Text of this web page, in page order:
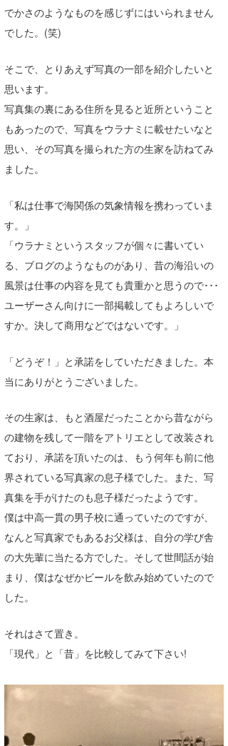
でかさのようなものを感じずにはいられません
でした。(笑)
そこで、とりあえず写真の一部を紹介したいと
思います。
写真集の裏にある住所を見ると近所ということ
もあったので、写真をウラナミに載せたいなと
思い、その写真を撮られた方の生家を訪ねてみ
ました。
「私は仕事で海関係の気象情報を携わっていま
す。」
「ウラナミというスタッフが個々に書いてい
る、ブログのようなものがあり、昔の海沿いの
風景は仕事の内容を見ても貴重かと思うので･･･
ユーザーさん向けに一部掲載してもよろしいで
すか。決して商用などではないです。」
「どうぞ！」と承諾をしていただきました。本
当にありがとうございました。
その生家は、もと酒屋だったことから昔ながら
の建物を残して一階をアトリエとして改装され
ており、承諾を頂いたのは、もう何年も前に他
界されている写真家の息子様でした。また、写
真集を手がけたのも息子様だったようです。
僕は中高一貫の男子校に通っていたのですが、
なんと写真家でもあるお父様は、自分の学び舎
の大先輩に当たる方でした。そして世間話が始
まり、僕はなぜかビールを飲み始めていたので
した。
それはさて置き。
「現代」と「昔」を比較してみて下さい!
wanda
Mr.K
Romisea